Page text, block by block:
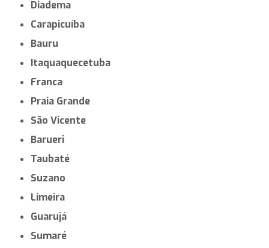
Diadema
Carapicuíba
Bauru
Itaquaquecetuba
Franca
Praia Grande
São Vicente
Barueri
Taubaté
Suzano
Limeira
Guarujá
Sumaré